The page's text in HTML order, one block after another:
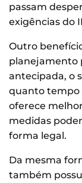
passam
exigências do
Outro
planejamento
antecipada, o
quanto tempo
oferece
medidas
forma legal.
Da mesma
também